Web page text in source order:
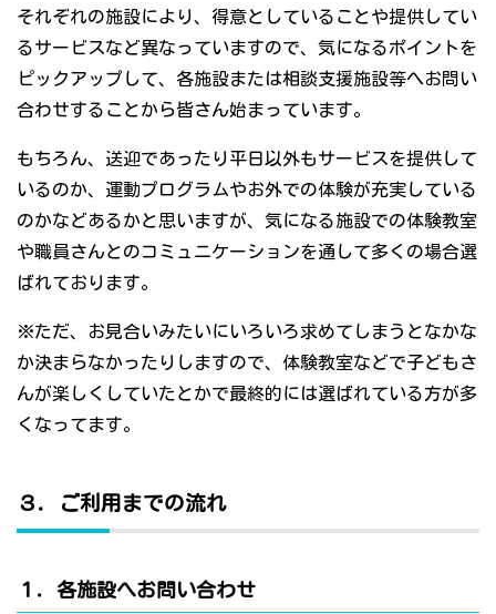
それぞれの施設により、得意としていることや提供してい
るサービスなど異なっていますので、気になるポイントを
ピックアップして、各施設または相談支援施設等へお問い
合わせすることから皆さん始まっています。
もちろん、送迎であったり平日以外もサービスを提供して
いるのか、運動プログラムやお外での体験が充実している
のかなどあるかと思いますが、気になる施設での体験教室
や職員さんとのコミュニケーションを通して多くの場合選
ばれております。
※ただ、お見合いみたいにいろいろ求めてしまうとなかな
か決まらなかったりしますので、体験教室などで子どもさ
んが楽しくしていたとかで最終的には選ばれている方が多
くなってます。
３．ご利用までの流れ
１．各施設へお問い合わせ